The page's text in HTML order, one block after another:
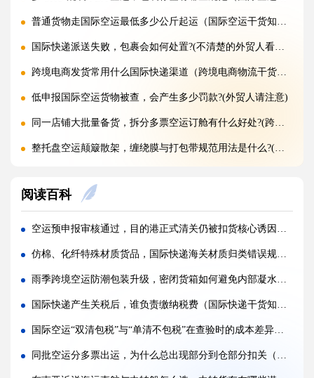
普通货物走国际空运最低多少公斤起运（国际空运干货知识分享）
国际快递派送失败，包裹会如何处置?(不清楚的外贸人看过来)
跨境电商发货常用什么国际快递渠道（跨境电商物流干货知识分享）
低申报国际空运货物被查，会产生多少罚款?(外贸人请注意)
同一店铺大批量备货，拆分多票空运订舱有什么好处?(跨境电商卖家必看篇)
整托盘空运颠簸散架，缠绕膜与打包带规范用法是什么?(国际空运干货知识分享)
多国中转空运，过境海关查验该如何配合举证（国际空运干货知识分享）
多 SKU 混装托盘空运，如何装箱能减少亚马逊人工分拣拉长上架时长?(国际空运干货知识分享)
国际空运低申报被海关预警，第一次预警还有哪些补救放行办法(外贸人请注意)
美国 5106 备案不全，空派货物一定会被扣吗?(不清楚的跨境电商卖家看过来)
亚马逊入仓排队，空派如何缩短上架等待时间?(亚马逊卖家必看篇)
跨境电商 FBA 空运，自主 VAT 清关和集体包税清关分别适配什么场景（亚马逊卖家请注意）
凌晨落地的红眼航班空运，末端机场分拣会额外拉长多久派送时效?(不清楚的外贸人看过来)
国际空运附加费有哪些（燃油、安检、操作费一览）
阅读百科
空运预申报审核通过，目的港正式清关仍被扣货核心诱因是什么?(国际空运干货知识分享)
仿棉、化纤特殊材质货品，国际快递海关材质归类错误规避方法（国际快递干货知识分享）
雨季跨境空运防潮包装升级，密闭货箱如何避免内部凝水（跨境电商卖家请注意）
国际快递产生关税后，谁负责缴纳税费（国际快递干货知识分享）
国际空运“双清包税”与“单清不包税”在查验时的成本差异有多大（跨境电商卖家请避坑）
同批空运分多票出运，为什么总出现部分到仓部分扣关（国际空运干货知识分享）